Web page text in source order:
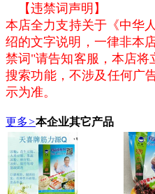
【违禁词声明】
本店全力支持关于《中华
绍的文字说明，一律非本
禁词"请告知客服，本店将
搜索功能，不涉及任何广
示为准。
更多>本企业其它产品